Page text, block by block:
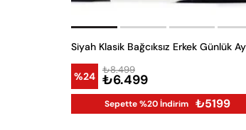
%24 ₺6.499
₺8.499
Sepette %20 İndirim ₺5199